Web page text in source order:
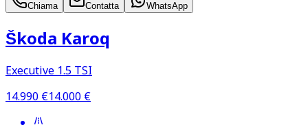
Chiama Contatta WhatsApp
Škoda Karoq
Executive 1.5 TSI
14.990 €14.000 €